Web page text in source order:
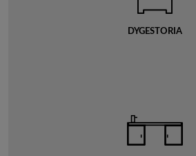
DYGESTORIA